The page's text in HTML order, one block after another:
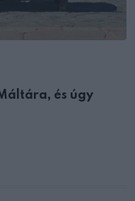
és úgy